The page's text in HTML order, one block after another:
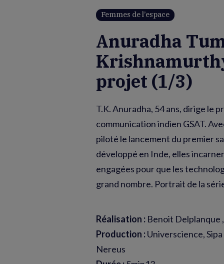
Femmes de l’espace
Anuradha
projet (1/3)
T.K. Anuradha, 54 ans, dirige le
communication indien GSAT.
piloté le lancement du premier
développé en Inde, elles
engagées pour que les
grand nombre. Portrait de la
Réalisation : Benoit Delplanque
Production :Universcience,
Nereus